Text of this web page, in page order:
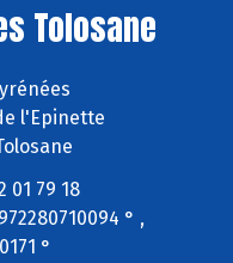
Tolosane
l'Epinette
01 79 18
° ,
°